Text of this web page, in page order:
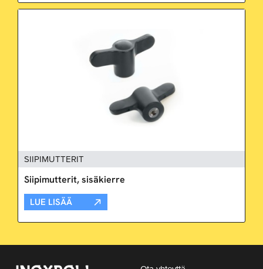
SIIPIMUTTERIT
Siipimutterit, sisäkierre
LUE LISÄÄ